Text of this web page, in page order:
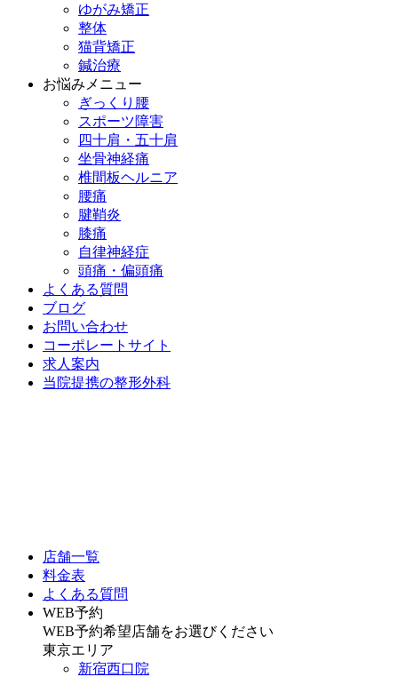
ゆがみ矯正
整体
猫背矯正
鍼治療
お悩みメニュー
ぎっくり腰
スポーツ障害
四十肩・五十肩
坐骨神経痛
椎間板ヘルニア
腰痛
腱鞘炎
膝痛
自律神経症
頭痛・偏頭痛
よくある質問
ブログ
お問い合わせ
コーポレートサイト
求人案内
当院提携の整形外科
店舗一覧
料金表
よくある質問
WEB予約
WEB予約希望店舗をお選びください
東京エリア
新宿西口院